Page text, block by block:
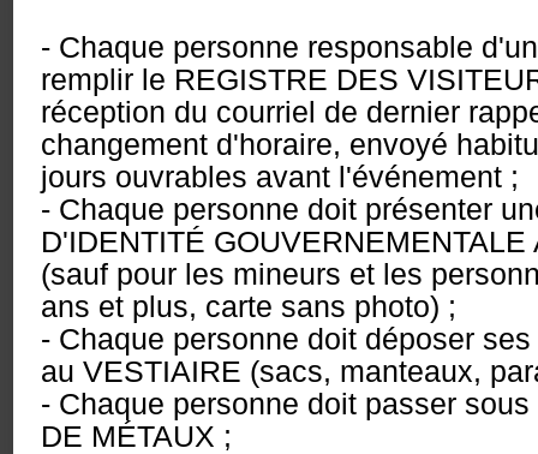
- Chaque personne responsable
remplir le REGISTRE DES
réception du courriel de dernier
changement d'horaire, envoyé
jours ouvrables avant l'événement ;
- Chaque personne doit présenter
D'IDENTITÉ GOUVERNEMENTALE
(sauf pour les mineurs et les
ans et plus, carte sans photo) ;
- Chaque personne doit déposer
au VESTIAIRE (sacs, manteaux,
- Chaque personne doit passer
DE MÉTAUX ;